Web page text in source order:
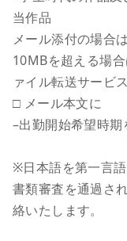
当作品
メール添付の場合
10MBを超える場
ァイル転送サービ
□ メール本文に
–出勤開始希望時期
※日本語を第一言語
書類審査を通過さ
絡いたします。